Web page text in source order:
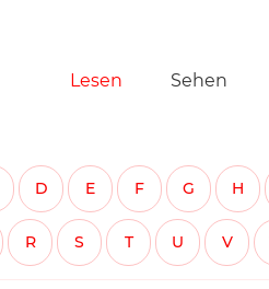
Navigation
Lesen Sehen
D E F G H
R S T U V